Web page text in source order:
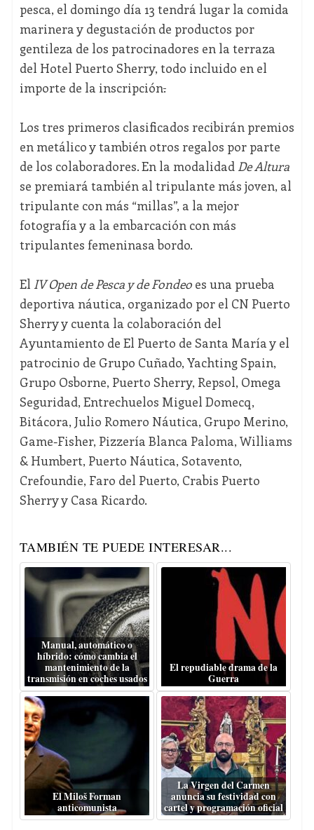
pesca, el domingo día 13 tendrá lugar la comida
marinera y degustación de productos por
gentileza de los patrocinadores en la terraza
del Hotel Puerto Sherry, todo incluido en el
importe de la inscripción.
Los tres primeros clasificados recibirán premios
en metálico y también otros regalos por parte
de los colaboradores. En la modalidad De Altura
se premiará también al tripulante más joven, al
tripulante con más “millas”, a la mejor
fotografía y a la embarcación con más
tripulantes femeninasa bordo.
El IV Open de Pesca y de Fondeoes una prueba
deportiva náutica, organizado por el CN Puerto
Sherry y cuenta la colaboración del
Ayuntamiento de El Puerto de Santa María y el
patrocinio de Grupo Cuñado, Yachting Spain,
Grupo Osborne, Puerto Sherry, Repsol, Omega
Seguridad, Entrechuelos Miguel Domecq,
Bitácora, Julio Romero Náutica, Grupo Merino,
Game-Fisher, Pizzería Blanca Paloma, Williams
& Humbert, Puerto Náutica, Sotavento,
Crefoundie, Faro del Puerto, Crabis Puerto
Sherry y Casa Ricardo.
TAMBIÉN TE PUEDE INTERESAR...
Manual, automático o
híbrido: cómo cambia el
mantenimiento de la
transmisión en coches usados
El repudiable drama de la
Guerra
El Miloš Forman
anticomunista
La Virgen del Carmen
anuncia su festividad con
cartel y programación oficial